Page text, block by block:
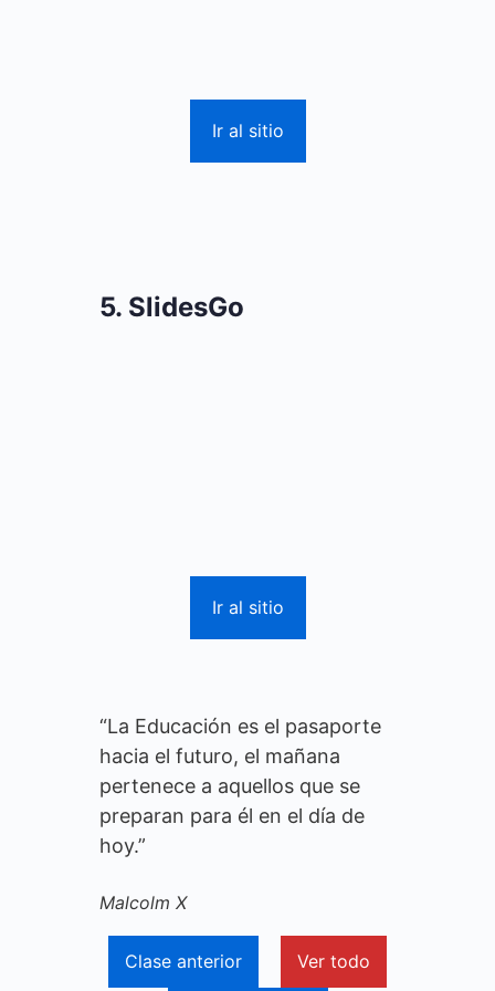
Ir al sitio
5. SlidesGo
Ir al sitio
“La Educación es el pasaporte
hacia el futuro, el mañana
pertenece a aquellos que se
preparan para él en el día de
hoy.”
Malcolm X
Clase anterior Ver todo